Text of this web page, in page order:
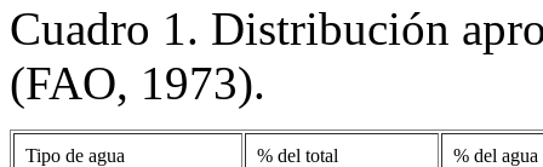
Cuadro 1. Distribución
(FAO, 1973).
Tipo de agua % del total % del agua